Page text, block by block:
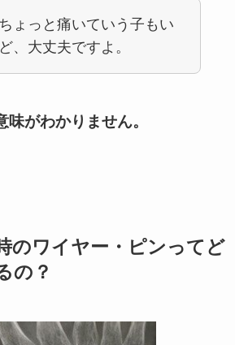
ょっと痛いていう子もい
、大丈夫ですよ。
がわかりません。
のワイヤー・ピンってど
の？